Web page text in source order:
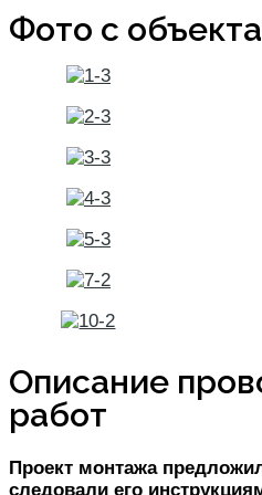
Фото с объекта
Описание
работ
Проект монтажа
следовали его